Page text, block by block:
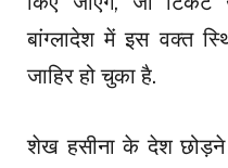
बांग्लादेश में इस वक्त
जाहिर हो चुका है.
शेख हसीना के देश छोड़ने